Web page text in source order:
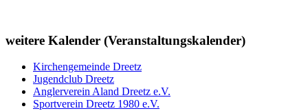
weitere Kalender (Veranstaltungskalender)
Kirchengemeinde Dreetz
Jugendclub Dreetz
Anglerverein Aland Dreetz e.V.
Sportverein Dreetz 1980 e.V.